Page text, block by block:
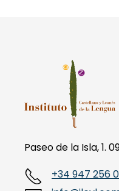
Paseo de la Isla, 1.
+34 947 256